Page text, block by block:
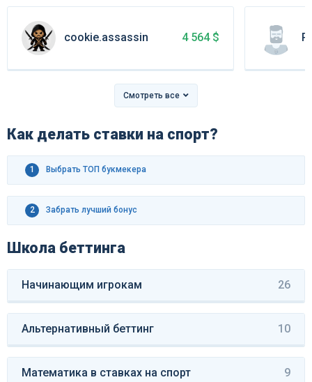
cookie.assassin 4 564 $
Смотреть все
Как делать ставки на спорт?
1 Выбрать ТОП букмекера
2 Забрать лучший бонус
Школа беттинга
Начинающим игрокам 26
Альтернативный беттинг 10
Математика в ставках на спорт 9